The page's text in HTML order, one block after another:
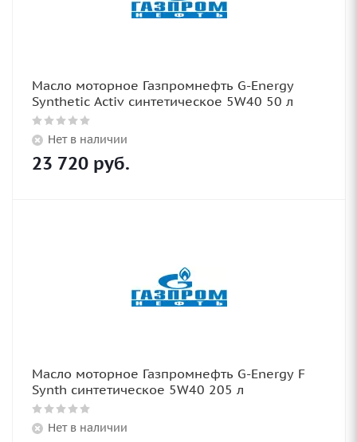
Масло моторное Газпромнефть G-Energy
Synthetic Activ синтетическое 5W40 50 л
Нет в наличии
23 720 руб.
Масло моторное Газпромнефть G-Energy F
Synth синтетическое 5W40 205 л
Нет в наличии